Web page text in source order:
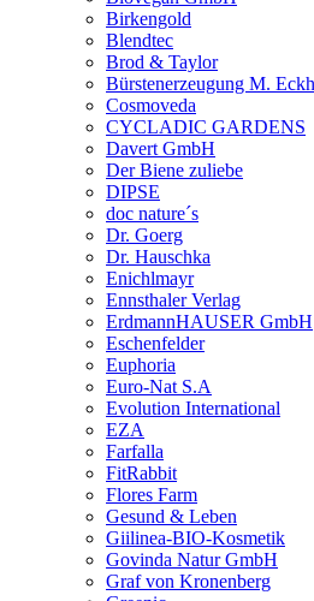
Birkengold
Blendtec
Brod & Taylor
Bürstenerzeugung M.
Cosmoveda
CYCLADIC GARDENS
Davert GmbH
Der Biene zuliebe
DIPSE
doc nature´s
Dr. Goerg
Dr. Hauschka
Enichlmayr
Ennsthaler Verlag
ErdmannHAUSER GmbH
Eschenfelder
Euphoria
Euro-Nat S.A
Evolution International
EZA
Farfalla
FitRabbit
Flores Farm
Gesund & Leben
Giilinea-BIO-Kosmetik
Govinda Natur GmbH
Graf von Kronenberg